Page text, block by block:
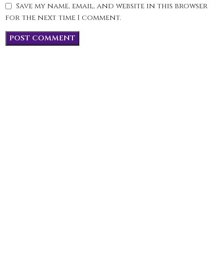
Save my name, email, and website in this browser
for the next time I comment.